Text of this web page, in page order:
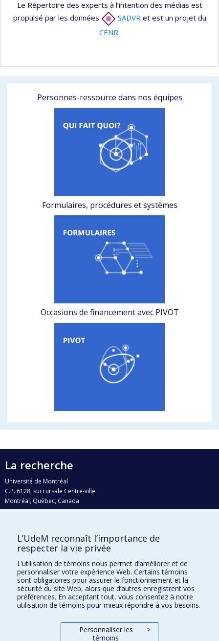
Le Répertoire des experts à l’intention des médias est
propulsé par les données
SADVRet est un projet du
CENR.
Personnes-ressource dans nos équipes
Formulaires, procédures et systèmes
Occasions de financement avec PIVOT
La recherche
Université de Montréal
C.P. 6128, succursale Centre-ville
Montréal, Québec, Canada
H3C 3J7
Qui fait quoi?
Nous trouver
Plan du site
Accessibilité
L’UdeM reconnaît l’importance de
respecter la vie privée
L’utilisation de témoins nous permet d’améliorer et de
personnaliser votre expérience Web. Certains témoins
sont obligatoires pour assurer le fonctionnement et la
sécurité du site Web, alors que d’autres enregistrent vos
préférences. En acceptant tout, vous consentez à notre
utilisation de témoins pour mieux répondre à vos besoins.
Personnaliser les
témoins
>